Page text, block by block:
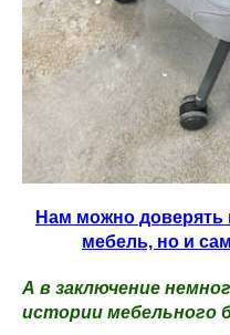
Нам можно доверять
мебель, но и
А в заключение
истории мебельного